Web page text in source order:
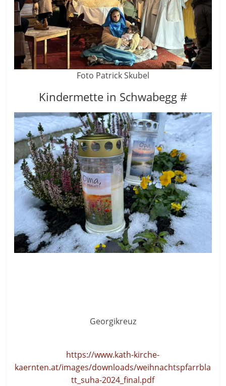
Foto Patrick Skubel
Kindermette in Schwabegg #
Georgikreuz
https://www.kath-kirche-
kaernten.at/images/downloads/weihnachtspfarrbla
tt_suha-2024_final.pdf